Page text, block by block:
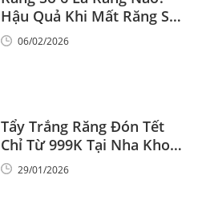
Hậu Quả Khi Mất Răng Số
6
06/02/2026
Tẩy Trắng Răng Đón Tết
Chỉ Từ 999K Tại Nha Khoa
Vinalign
29/01/2026